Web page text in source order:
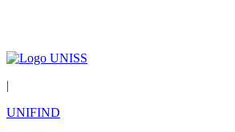
|
UNIFIND